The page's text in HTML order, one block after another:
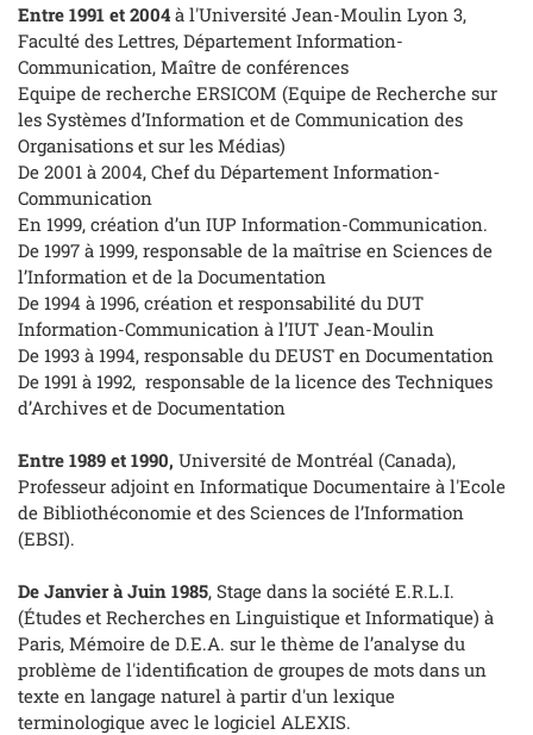
Entre 1991 et 2004 à l'Université Jean-Moulin Lyon 3,
Faculté des Lettres, Département Information-
Communication, Maître de conférences
Equipe de recherche ERSICOM (Equipe de Recherche sur
les Systèmes d’Information et de Communication des
Organisations et sur les Médias)
De 2001 à 2004, Chef du Département Information-
Communication
En 1999, création d’un IUP Information-Communication.
De 1997 à 1999, responsable de la maîtrise en Sciences de
l’Information et de la Documentation
De 1994 à 1996, création et responsabilité du DUT
Information-Communication à l’IUT Jean-Moulin
De 1993 à 1994, responsable du DEUST en Documentation
De 1991 à 1992, responsable de la licence des Techniques
d’Archives et de Documentation
Entre 1989 et 1990, Université de Montréal (Canada),
Professeur adjoint en Informatique Documentaire à l'Ecole
de Bibliothéconomie et des Sciences de l’Information
(EBSI).
De Janvier à Juin 1985, Stage dans la société E.R.L.I.
(Études et Recherches en Linguistique et Informatique) à
Paris, Mémoire de D.E.A. sur le thème de l’analyse du
problème de l'identification de groupes de mots dans un
texte en langage naturel à partir d'un lexique
terminologique avec le logiciel ALEXIS.